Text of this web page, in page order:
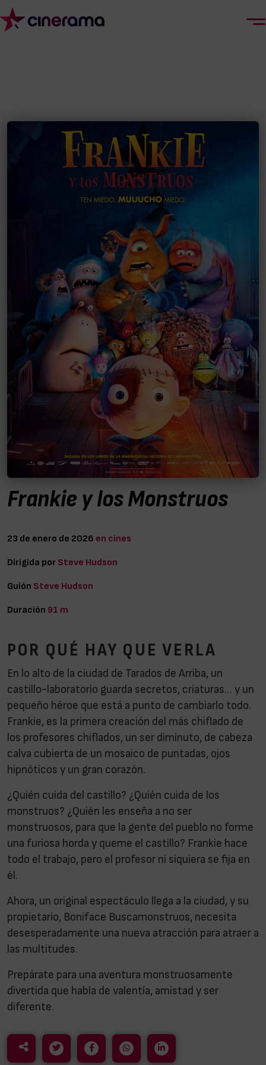
Frankie y los Monstruos
23 de enero de 2026 en cines
Dirigida por Steve Hudson
Guión Steve Hudson
Duración 91 m
POR QUÉ HAY QUE VERLA
En lo alto de la ciudad de Tarados de Arriba, un
castillo-laboratorio guarda secretos, criaturas… y un
pequeño héroe que está a punto de cambiarlo todo.
Frankie, es la primera creación del más chiflado de
los profesores chiflados, un ser diminuto, de cabeza
calva cubierta de un mosaico de puntadas, ojos
hipnóticos y un gran corazón.
¿Quién cuida del castillo? ¿Quién cuida de los
monstruos? ¿Quién les enseña a no ser
monstruosos, para que la gente del pueblo no forme
una furiosa horda y queme el castillo? Frankie hace
todo el trabajo, pero el profesor ni siquiera se fija en
él.
Ahora, un original espectáculo llega a la ciudad, y su
propietario, Boniface Buscamonstruos, necesita
desesperadamente una nueva atracción para atraer a
las multitudes.
Prepárate para una aventura monstruosamente
divertida que habla de valentía, amistad y ser
diferente.